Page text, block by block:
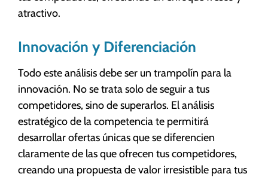
atractivo.
Innovación y Diferenciación
Todo este análisis debe ser un trampolín para la
innovación. No se trata solo de seguir a tus
competidores, sino de superarlos. El análisis
estratégico de la competencia te permitirá
desarrollar ofertas únicas que se diferencien
claramente de las que ofrecen tus competidores,
creando una propuesta de valor irresistible para tus